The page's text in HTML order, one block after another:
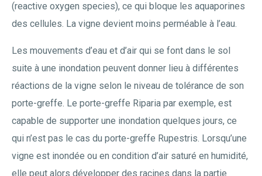
(reactive oxygen species), ce qui bloque les aquaporines
des cellules. La vigne devient moins perméable à l’eau.
Les mouvements d’eau et d’air qui se font dans le sol
suite à une inondation peuvent donner lieu à différentes
réactions de la vigne selon le niveau de tolérance de son
porte-greffe. Le porte-greffe Riparia par exemple, est
capable de supporter une inondation quelques jours, ce
qui n’est pas le cas du porte-greffe Rupestris. Lorsqu’une
vigne est inondée ou en condition d’air saturé en humidité,
elle peut alors développer des racines dans la partie